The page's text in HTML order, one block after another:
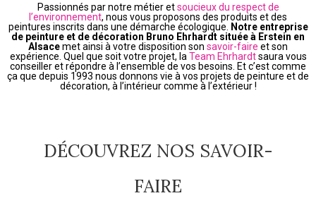
Passionnés par notre métier etsoucieux du respect de
l’environnement, nous vous proposons des produits et des
peintures inscrits dans une démarche écologique.
Notre entreprise
de peinture et de décoration Bruno Ehrhardt située à Erstein en
Alsacemet ainsi à votre disposition son savoir-faire et son
expérience. Quel que soit votre projet, la Team Ehrhardtsaura vous
conseiller et répondre à l’ensemble de vos besoins. Et c’est comme
ça que depuis 1993 nous donnons vie à vos projets de peinture et de
décoration, à l’intérieur comme à l’extérieur !
DÉCOUVREZ NOS SAVOIR-
FAIRE